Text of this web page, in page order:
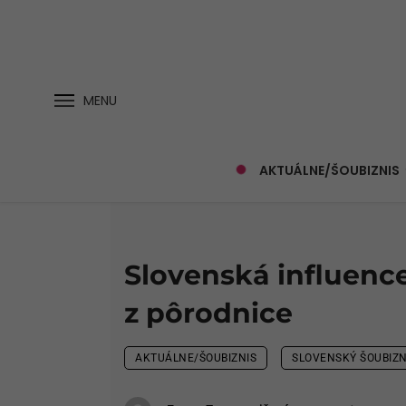
MENU
AKTUÁLNE/ŠOUBIZNIS
Slovenská
z pôrodnice
AKTUÁLNE/ŠOUBIZNIS SLOVENSKÝ